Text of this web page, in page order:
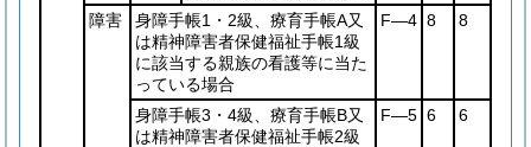
障害
身障手帳1・2級、療育手帳A又
は精神障害者保健福祉手帳1級
に該当する親族の看護等に当た
っている場合
F―4 8 8
身障手帳3・4級、療育手帳B又
は精神障害者保健福祉手帳2級
F―5 6 6